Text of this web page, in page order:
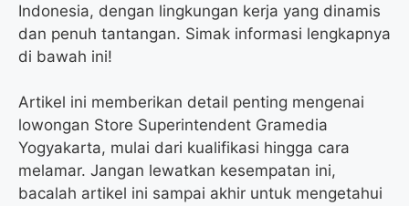
Indonesia, dengan lingkungan kerja yang dinamis
dan penuh tantangan. Simak informasi lengkapnya
di bawah ini!
Artikel ini memberikan detail penting mengenai
lowongan Store Superintendent Gramedia
Yogyakarta, mulai dari kualifikasi hingga cara
melamar. Jangan lewatkan kesempatan ini,
bacalah artikel ini sampai akhir untuk mengetahui